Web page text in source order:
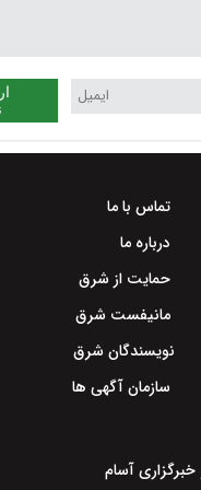
تماس با ما
درباره ما
حمایت از شرق
مانیفست شرق
نویسندگان شرق
سازمان آگهی ها
آسام